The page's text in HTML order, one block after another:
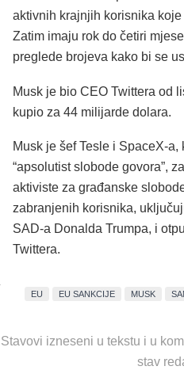
aktivnih krajnjih korisnika
Zatim imaju rok do četiri
preglede brojeva kako bi se
Musk je bio CEO Twittera od
kupio za 44 milijarde dolara.
Musk je šef Tesle i SpaceX-
“apsolutist slobode govora”,
aktiviste za građanske
zabranjenih korisnika,
SAD-a Donalda Trumpa, i
Twittera.
EU EU SANKCIJE MUSK
Stavovi izneseni u tekstu i u
stav